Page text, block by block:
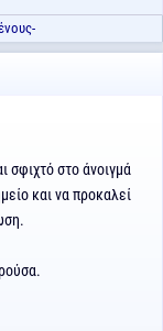
σφιχτό στο άνοιγμά
και να προκαλεί